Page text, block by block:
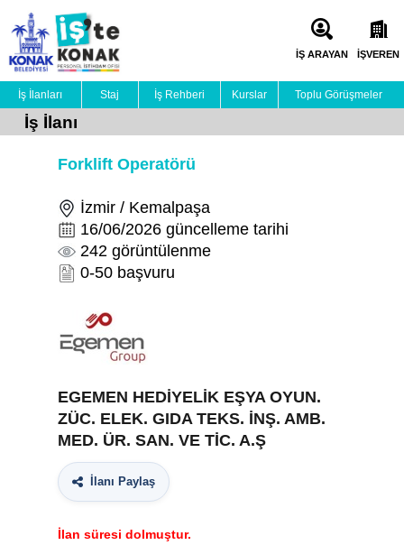
İŞ ARAYAN İŞVEREN
İş İlanları Staj İş Rehberi Kurslar Toplu Görüşmeler
İş İlanı
Forklift Operatörü
İzmir / Kemalpaşa
16/06/2026 güncelleme tarihi
242 görüntülenme
0-50 başvuru
EGEMEN HEDİYELİK EŞYA OYUN.
ZÜC. ELEK. GIDA TEKS. İNŞ. AMB.
MED. ÜR. SAN. VE TİC. A.Ş
İlanı Paylaş
İlan süresi dolmuştur.